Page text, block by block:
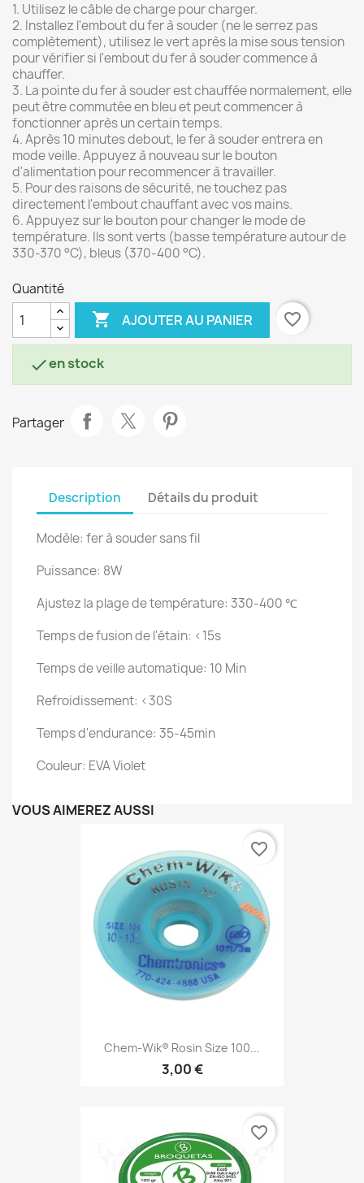
1. Utilisez le câble de charge pour charger.
2. Installez l'embout du fer à souder (ne le serrez pas
complètement), utilisez le vert après la mise sous tension
pour vérifier si l'embout du fer à souder commence à
chauffer.
3. La pointe du fer à souder est chauffée normalement, elle
peut être commutée en bleu et peut commencer à
fonctionner après un certain temps.
4. Après 10 minutes debout, le fer à souder entrera en
mode veille. Appuyez à nouveau sur le bouton
d'alimentation pour recommencer à travailler.
5. Pour des raisons de sécurité, ne touchez pas
directement l'embout chauffant avec vos mains.
6. Appuyez sur le bouton pour changer le mode de
température. Ils sont verts (basse température autour de
330-370 °C), bleus (370-400 °C).
Quantité
 AJOUTER AU PANIER favorite_border
en stock
Partager
Description Détails du produit
Modèle: fer à souder sans fil
Puissance: 8W
Ajustez la plage de température: 330-400 ℃
Temps de fusion de l'étain: <15s
Temps de veille automatique: 10 Min
Refroidissement: <30S
Temps d'endurance: 35-45min
Couleur: EVA Violet
VOUS AIMEREZ AUSSI
Chem-Wik® Rosin Size 100...
3,00 €
favorite_border
favorite_border